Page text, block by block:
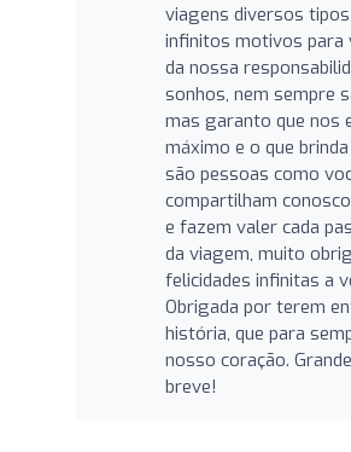
viagens diversos
infinitos motivos para
da nossa
sonhos, nem sempre
mas garanto que nos
máximo e o que
são pessoas como
compartilham
e fazem valer cada
da viagem, muito
felicidades infinitas a
Obrigada por terem
história, que para
nosso coração.
breve!